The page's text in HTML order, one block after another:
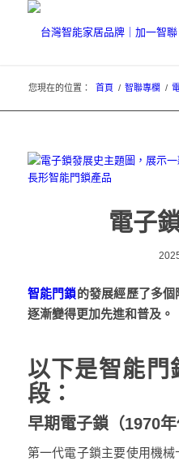
您現在的位置： 首頁 / 智聯專欄 /
電子
智能門鎖的發展經歷了多個
逐漸變得更加先進和普及。
以下是智能門
段：
早期電子鎖（1970年
第一代電子鎖主要使用機